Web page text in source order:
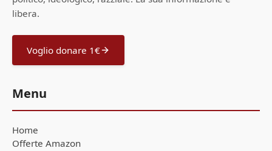
libera.
Voglio donare 1€
Menu
Home
Offerte Amazon